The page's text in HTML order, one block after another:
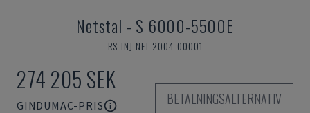
Netstal - S 6000-5500E
RS-INJ-NET-2004-00001
274 205 SEK
GINDUMAC-PRIS
BETALNINGSALTERNATIV